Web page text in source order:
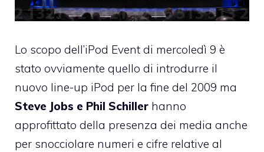
Lo scopo dell’iPod Event di mercoledì 9 è
stato ovviamente quello di introdurre il
nuovo line-up iPod per la fine del 2009 ma
Steve Jobs e Phil Schiller hanno
approfittato della presenza dei media anche
per snocciolare numeri e cifre relative al